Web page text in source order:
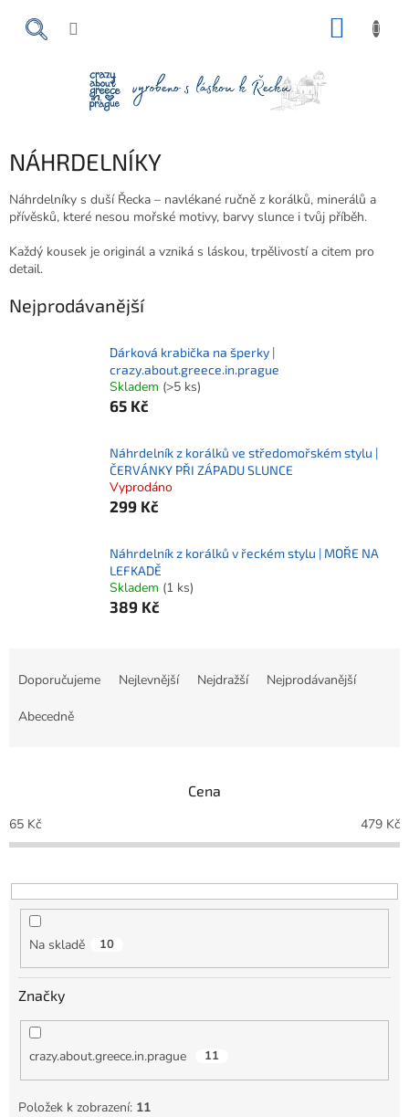
NÁHRDELNÍKY
Náhrdelníky s duší Řecka – navlékané ručně z korálků, minerálů a
přívěsků, které nesou mořské motivy, barvy slunce i tvůj příběh.
Každý kousek je originál a vzniká s láskou, trpělivostí a citem pro
detail.
Nejprodávanější
Dárková krabička na šperky |
crazy.about.greece.in.prague
Skladem (>5 ks)
65 Kč
Náhrdelník z korálků ve středomořském stylu |
ČERVÁNKY PŘI ZÁPADU SLUNCE
Vyprodáno
299 Kč
Náhrdelník z korálků v řeckém stylu | MOŘE NA
LEFKADĚ
Skladem (1 ks)
389 Kč
o
d
k
t
Doporučujeme Nejlevnější Nejdražší Nejprodávanější
Abecedně
Cena
65 Kč 479 Kč
Na skladě 10
Značky
crazy.about.greece.in.prague 11
Položek k zobrazení: 11